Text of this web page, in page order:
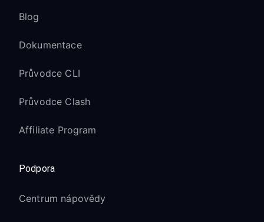
Blog
Dokumentace
Průvodce CLI
Průvodce Clash
Affiliate Program
Podpora
Centrum nápovědy